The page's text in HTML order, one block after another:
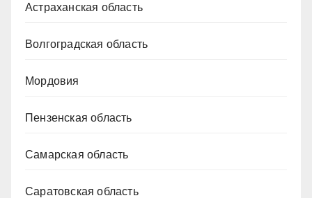
Астраханская область
Волгоградская область
Мордовия
Пензенская область
Самарская область
Саратовская область